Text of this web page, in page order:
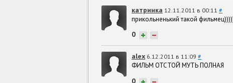
катринка 12.11.2011 в 00:11 #
прикольненький такой
0 + −
alex 6.12.2011 в 11:09 #
ФИЛЬМ ОТСТОЙ МУТЬ ПОЛНАЯ
0